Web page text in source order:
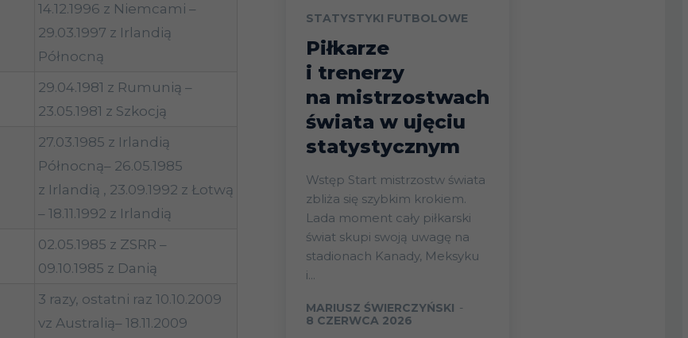
14.12.1996 z Niemcami –
29.03.1997 z Irlandią
Północną
29.04.1981 z Rumunią –
23.05.1981 z Szkocją
27.03.1985 z Irlandią
Północną– 26.05.1985
z Irlandią , 23.09.1992 z Łotwą
– 18.11.1992 z Irlandią
02.05.1985 z ZSRR –
09.10.1985 z Danią
3 razy, ostatni raz 10.10.2009
vz Australią– 18.11.2009
STATYSTYKI FUTBOLOWE
Piłkarze
i trenerzy
na mistrzostwach
świata w ujęciu
statystycznym
Wstęp Start mistrzostw świata
zbliża się szybkim krokiem.
Lada moment cały piłkarski
świat skupi swoją uwagę na
stadionach Kanady, Meksyku
i...
MARIUSZ ŚWIERCZYŃSKI -
8 CZERWCA 2026